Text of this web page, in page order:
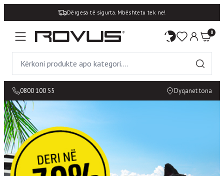
Dërgesa të sigurta. Mbështetu tek ne!
0
0800 100 55 Dyqanet tona